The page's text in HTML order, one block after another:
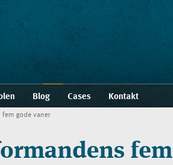
Blog Cases Kontakt
gode vaner
fem